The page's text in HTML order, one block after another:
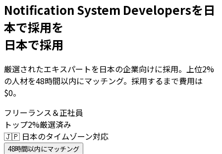
Notification System Developersを日
本で採用を
日本で採用
厳選されたエキスパートを日本の企業向けに採用。上位2%
の人材を48時間以内にマッチング。採用するまで費用は
$0。
フリーランス＆正社員
トップ2%厳選済み
🇯🇵 日本のタイムゾーン対応
48時間以内にマッチング